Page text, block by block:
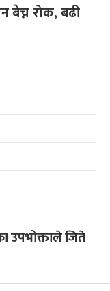
बेच्न रोक, बढी
उपभोक्ताले जिते